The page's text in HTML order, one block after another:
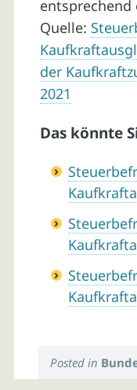
entsprechend
Quelle:
der
2021
Das könnte
Posted in